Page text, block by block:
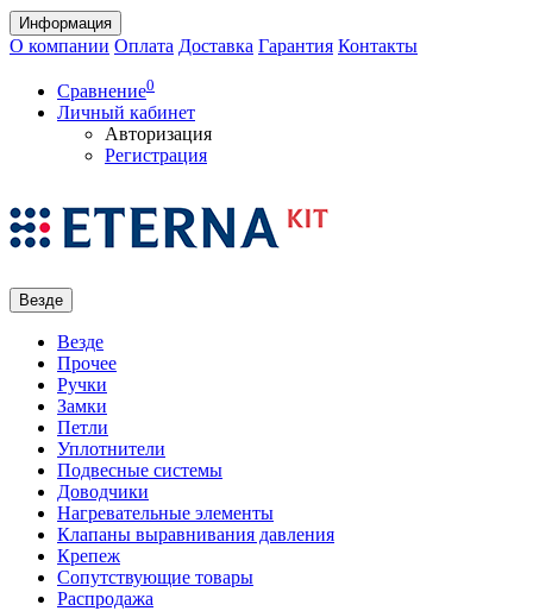
Информация
О компании Оплата Доставка Гарантия Контакты
Сравнение0
Личный кабинет
Авторизация
Регистрация
Везде
Везде
Прочее
Ручки
Замки
Петли
Уплотнители
Подвесные системы
Доводчики
Нагревательные элементы
Клапаны выравнивания давления
Крепеж
Сопутствующие товары
Распродажа